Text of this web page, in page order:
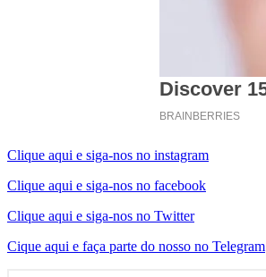
Clique aqui e siga-nos no instagram
Clique aqui e siga-nos no facebook
Clique aqui e siga-nos no Twitter
Cique aqui e faça parte do nosso no Telegram